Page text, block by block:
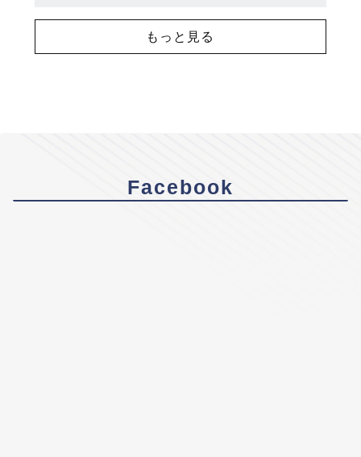
もっと見る
Facebook